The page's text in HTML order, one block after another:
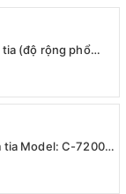
tia (độ rộng phổ
tia Model: C-7200 /